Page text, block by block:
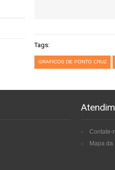
Tags:
GRAFICOS DE PONTO CRUZ
Contate-
Mapa da